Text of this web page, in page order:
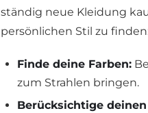
ständig neue Kleidung
persönlichen Stil zu
Finde deine Farben:
zum Strahlen bringen.
Berücksichtige